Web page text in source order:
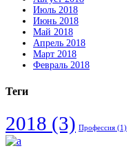
Июль 2018
Июнь 2018
Май 2018
Апрель 2018
Март 2018
Февраль 2018
Теги
2018 (3) Профессия (1)